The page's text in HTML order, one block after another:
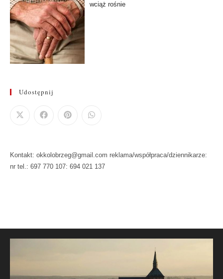
wciąż rośnie
Udostępnij
Kontakt: okkolobrzeg@gmail.com reklama/współpraca/dziennikarze:
nr tel.: 697 770 107: 694 021 137